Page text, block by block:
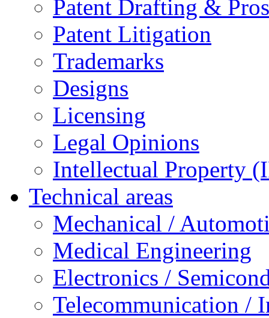
Patent Drafting &
Patent Litigation
Trademarks
Designs
Licensing
Legal Opinions
Intellectual Property
Technical areas
Mechanical /
Medical Engineering
Electronics /
Telecommunication /